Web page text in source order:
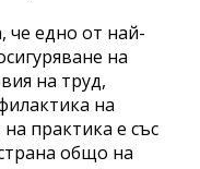
че едно от най-
на
на труд,
на
практика е със
общо на